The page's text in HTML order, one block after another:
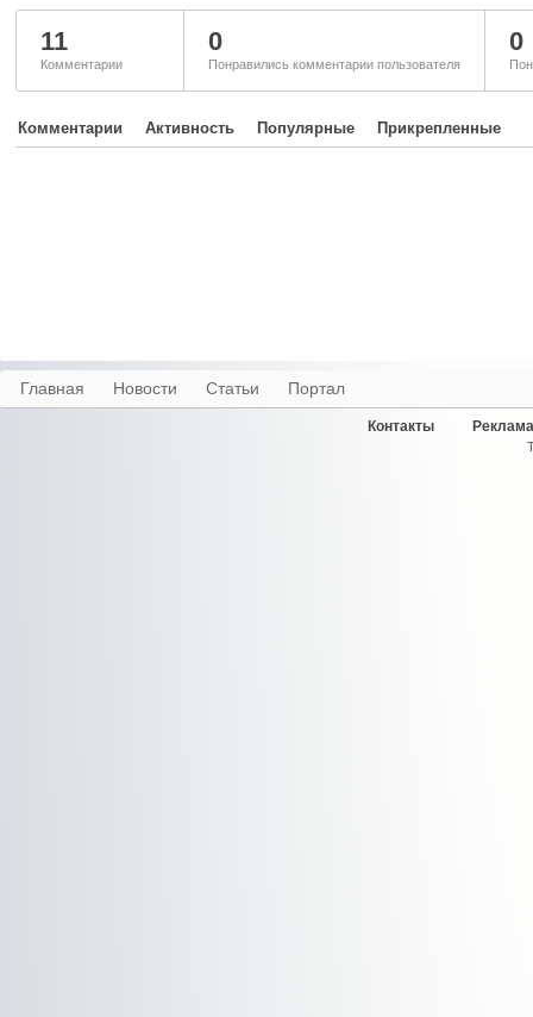
11
Комментарии
0
Понравились комментарии пользователя
0
Комментарии Активность Популярные Прикрепленные
Главная Новости Статьи Портал
Контакты